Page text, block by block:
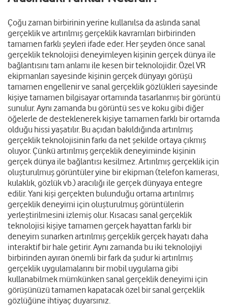
Çoğu zaman birbirinin yerine kullanılsa da aslında sanal
gerçeklik ve artırılmış gerçeklik kavramları birbirinden
tamamen farklı şeyleri ifade eder. Her şeyden önce sanal
gerçeklik teknolojisi deneyimleyen kişinin gerçek dünya ile
bağlantısını tam anlamı ile kesen bir teknolojidir. Özel VR
ekipmanları sayesinde kişinin gerçek dünyayı görüşü
tamamen engellenir ve sanal gerçeklik gözlükleri sayesinde
kişiye tamamen bilgisayar ortamında tasarlanmış bir görüntü
sunulur. Aynı zamanda bu görüntü ses ve koku gibi diğer
öğelerle de desteklenerek kişiye tamamen farklı bir ortamda
olduğu hissi yaşatılır. Bu açıdan bakıldığında artırılmış
gerçeklik teknolojisinin farkı da net şekilde ortaya çıkmış
oluyor. Çünkü artırılmış gerçeklik deneyiminde kişinin
gerçek dünya ile bağlantısı kesilmez. Artırılmış gerçeklik için
oluşturulmuş görüntüler yine bir ekipman (telefon kamerası,
kulaklık, gözlük vb.) aracılığı ile gerçek dünyaya entegre
edilir. Yani kişi gerçekten bulunduğu ortama artırılmış
gerçeklik deneyimi için oluşturulmuş görüntülerin
yerleştirilmesini izlemiş olur. Kısacası sanal gerçeklik
teknolojisi kişiye tamamen gerçek hayattan farklı bir
deneyim sunarken artırılmış gerçeklik gerçek hayatı daha
interaktif bir hale getirir. Aynı zamanda bu iki teknolojiyi
birbirinden ayıran önemli bir fark da şudur ki artırılmış
gerçeklik uygulamalarını bir mobil uygulama gibi
kullanabilmek mümkünken sanal gerçeklik deneyimi için
görüşünüzü tamamen kapatacak özel bir sanal gerçeklik
gözlüğüne ihtiyaç duyarsınız.